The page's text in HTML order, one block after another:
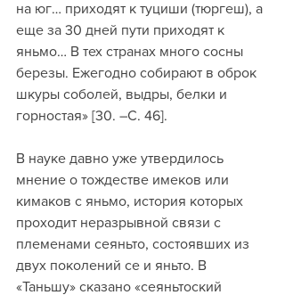
на юг… приходят к туциши (тюргеш), а
еще за 30 дней пути приходят к
яньмо… В тех странах много сосны
березы. Ежегодно собирают в оброк
шкуры соболей, выдры, белки и
горностая» [30. –С. 46].
В науке давно уже утвердилось
мнение о тождестве имеков или
кимаков с яньмо, история которых
проходит неразрывной связи с
племенами сеяньто, состоявших из
двух поколений се и яньто. В
«Таньшу» сказано «сеяньтоский